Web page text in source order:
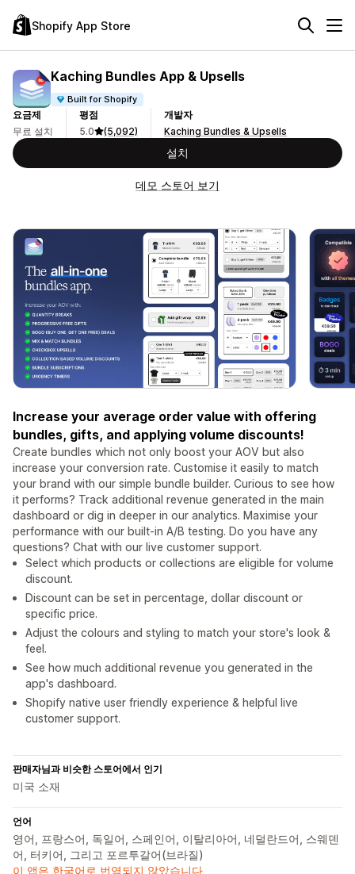
Shopify App Store
Kaching Bundles App & Upsells
Built for Shopify
요금제
무료 설치
평점
5.0
(5,092)
개발자
Kaching Bundles & Upsells
설치
데모 스토어 보기
Increase your average order value with offering
bundles, gifts, and applying volume discounts!
Create bundles which not only boost your AOV but also
increase your conversion rate. Customise it easily to match
your brand with our simple bundle builder. Curious to see how
it performs? Track additional revenue generated in the main
dashboard or dig in deeper in our analytics. Maximise your
performance with our built-in A/B testing. Do you have any
questions? Chat with our live customer support.
Select which products or collections are eligible for volume
discount.
Discount can be set in percentage, dollar discount or
specific price.
Adjust the colours and styling to match your store's look &
feel.
See how much additional revenue you generated in the
app's dashboard.
Shopify native user friendly experience & helpful live
customer support.
판매자님과 비슷한 스토어에서 인기
미국 소재
언어
영어, 프랑스어, 독일어, 스페인어, 이탈리아어, 네덜란드어, 스웨덴
어, 터키어, 그리고 포르투갈어(브라질)
이 앱은 한국어로 번역되지 않았습니다